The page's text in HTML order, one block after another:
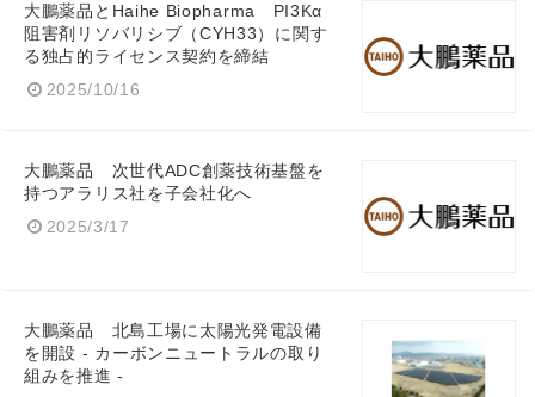
大鵬薬品とHaihe Biopharma PI3Kα
阻害剤リソバリシブ（CYH33）に関す
る独占的ライセンス契約を締結
2025/10/16
大鵬薬品 次世代ADC創薬技術基盤を
持つアラリス社を子会社化へ
2025/3/17
大鵬薬品 北島工場に太陽光発電設備
を開設 - カーボンニュートラルの取り
組みを推進 -